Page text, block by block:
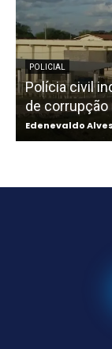
POLICIAL
Polícia civil
de corrupção
Edenevaldo Alves